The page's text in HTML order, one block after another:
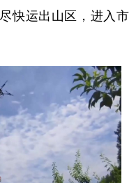
快运出山区，进入市